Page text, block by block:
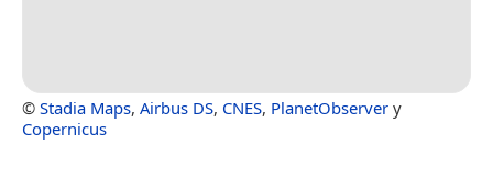
© Stadia Maps, Airbus DS, CNES, PlanetObserver y
Copernicus